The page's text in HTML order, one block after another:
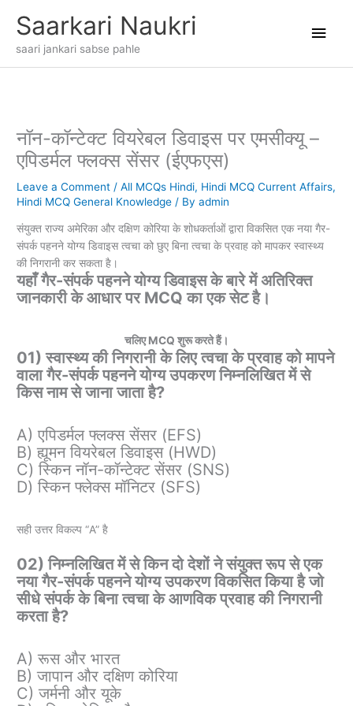
Saarkari Naukri
saari jankari sabse pahle
नॉन-कॉन्टेक्ट वियरेबल डिवाइस पर एमसीक्यू –
एपिडर्मल फ्लक्स सेंसर (ईएफएस)
Leave a Comment /All MCQs Hindi, Hindi MCQ Current Affairs,
Hindi MCQ General Knowledge / Byadmin
संयुक्त राज्य अमेरिका और दक्षिण कोरिया के शोधकर्ताओं द्वारा विकसित एक नया गैर-
संपर्क पहनने योग्य डिवाइस त्वचा को छुए बिना त्वचा के प्रवाह को मापकर स्वास्थ्य
की निगरानी कर सकता है।
यहाँ गैर-संपर्क पहनने योग्य डिवाइस के बारे में अतिरिक्त
जानकारी के आधार पर MCQ का एक सेट है।
चलिए MCQ शुरू करते हैं।
01) स्वास्थ्य की निगरानी के लिए त्वचा के प्रवाह को मापने
वाला गैर-संपर्क पहनने योग्य उपकरण निम्नलिखित में से
किस नाम से जाना जाता है?
A) एपिडर्मल फ्लक्स सेंसर (EFS)
B) ह्यूमन वियरेबल डिवाइस (HWD)
C) स्किन नॉन-कॉन्टेक्ट सेंसर (SNS)
D) स्किन फ्लेक्स मॉनिटर (SFS)
सही उत्तर विकल्प “A” है
02) निम्नलिखित में से किन दो देशों ने संयुक्त रूप से एक
नया गैर-संपर्क पहनने योग्य उपकरण विकसित किया है जो
सीधे संपर्क के बिना त्वचा के आणविक प्रवाह की निगरानी
करता है?
A) रूस और भारत
B) जापान और दक्षिण कोरिया
C) जर्मनी और यूके